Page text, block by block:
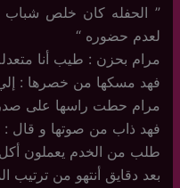
” الحفله كان خلص شباب
لعدم حضوره “
مرام بحزن : طيب أنا
فهد مسكها من خصرها :
مرام حطت راسها على
فهد ذاب من صوتها و قال :
طلب من الخدم يعملون
بعد دقايق أنتهو من ترتيب